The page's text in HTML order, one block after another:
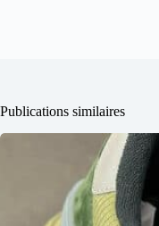
Publications similaires